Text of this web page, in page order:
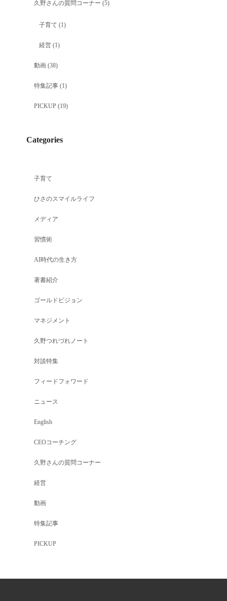
久野さんの質問コーナー (5)
子育て (1)
経営(1)
動画(38)
特集記事(1)
PICKUP(19)
Categories
子育て
ひさのスマイルライフ
メディア
習慣術
AI時代の生き方
著書紹介
ゴールドビジョン
マネジメント
久野つれづれノート
対談特集
フィードフォワード
ニュース
English
CEOコーチング
久野さんの質問コーナー
経営
動画
特集記事
PICKUP